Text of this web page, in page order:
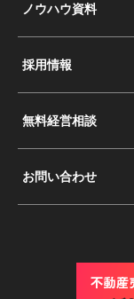
ノウハウ資料
採用情報
無料経営相談
お問い合わせ